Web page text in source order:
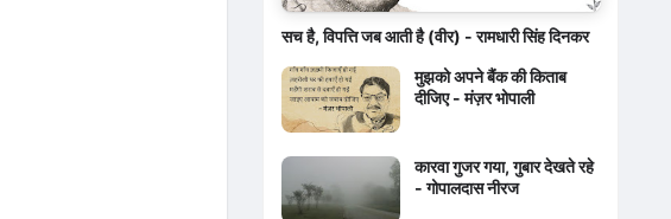
सच है, विपत्ति जब आती है (वीर) - रामधारी सिंह दिनकर
मुझको अपने बैंक की किताब
दीजिए - मंज़र भोपाली
कारवा गुजर गया, गुबार देखते रहे
- गोपालदास नीरज